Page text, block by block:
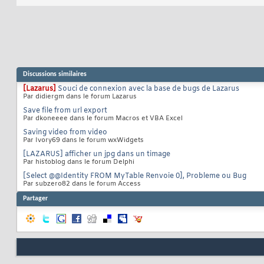
Discussions similaires
[Lazarus] Souci de connexion avec la base de bugs de Lazarus
Par didiergm dans le forum Lazarus
Save file from url export
Par dkoneeee dans le forum Macros et VBA Excel
Saving video from video
Par Ivory69 dans le forum wxWidgets
[LAZARUS] afficher un jpg dans un timage
Par histoblog dans le forum Delphi
[Select @@Identity FROM MyTable Renvoie 0], Probleme ou Bug
Par subzero82 dans le forum Access
Partager